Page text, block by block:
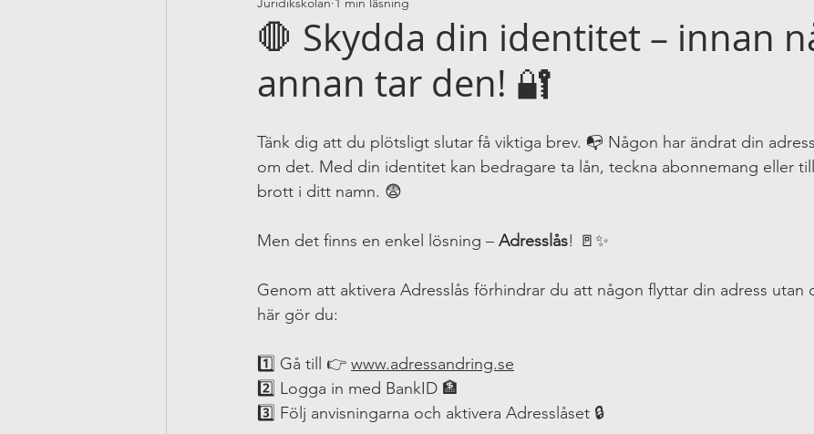
🛑 Skydda din identitet – innan
annan tar den! 🔐
Tänk dig att du plötsligt slutar få viktiga brev. 📭 Någon har ändrat din
om det. Med din identitet kan bedragare ta lån, teckna abonnemang eller
brott i ditt namn. 😨
Men det finns en enkel lösning – Adresslås! 🚪✨
Genom att aktivera Adresslås förhindrar du att någon flyttar din adress utan
här gör du:
1️⃣ Gå till 👉 www.adressandring.se
2️⃣ Logga in med BankID 🏦
3️⃣ Följ anvisningarna och aktivera Adresslåset 🔒